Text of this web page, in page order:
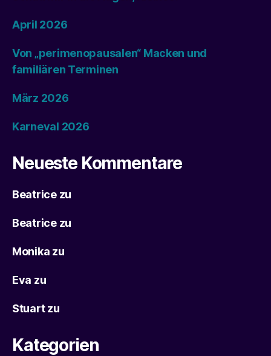
April 2026
Von „perimenopausalen“ Macken und
familiären Terminen
März 2026
Karneval 2026
Neueste Kommentare
Beatricezu
Beatricezu
Monika zu
Eva zu
Stuartzu
Kategorien